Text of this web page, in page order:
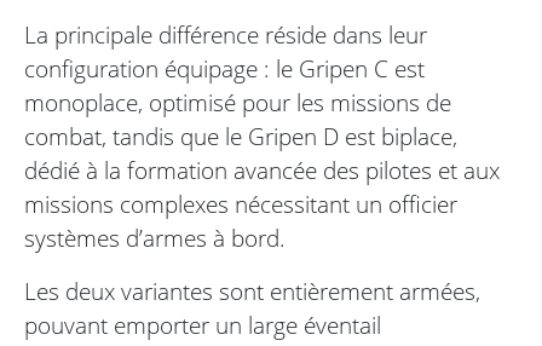
La principale différence réside dans leur
configuration équipage : le Gripen C est
monoplace, optimisé pour les missions de
combat, tandis que le Gripen D est biplace,
dédié à la formation avancée des pilotes et aux
missions complexes nécessitant un officier
systèmes d’armes à bord.
Les deux variantes sont entièrement armées,
pouvant emporter un large éventail